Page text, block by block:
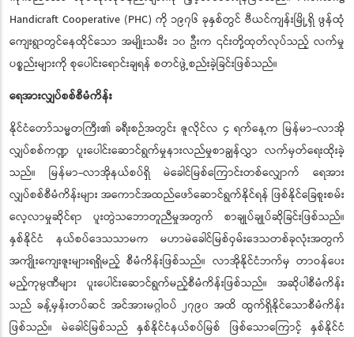
Handicraft Cooperative (PHC) ကို ၁၉၇၆ ခုနှစ်တွင် ဗီယင်ကျန်းမြို့ရှိ ဖွန်ထုံ
ကျေးရွာတွင်နေထိုင်သော အမျိုးသမီး ၁၀ ဦးက ၎င်းတို့ထုတ်လုပ်သည့် လက်မှု
ပစ္စည်းများကို စုပေါင်းရောင်းချရန် စတင်ဖွဲ့စည်းခဲ့ခြင်းဖြစ်သည်။
ရေအားလျှပ်စစ်စီမံကိန်း
နိုင်ငံတော်သမ္မတကြီး၏ ခရီးစဉ်အတွင်း ဇူလိုင်လ ၄ ရက်နေ့က မြန်မာ-လာအို
လျှပ်စစ်ကဏ္ဍ ပူးပေါင်းဆောင်ရွက်မှုနားလည်မှုစာချွန်လွှာ လက်မှတ်ရေးထိုးခဲ့
သည်။ မြန်မာ-လာအိုနယ်စပ်ရှိ မဲခေါင်မြစ်ကြောင်းတစ်လျှောက် ရေအား
လျှပ်စစ်စီမံကိန်းများ အကောင်အထည်ဖော်ဆောင်ရွက်နိုင်ရန် ဖြစ်နိုင်ခြေစူးစမ်း
လေ့လာမှုဆိုင်ရာ ပူးတွဲသဘောတူညီမှုအတွက် စာချုပ်ချုပ်ဆိုခြင်းဖြစ်သည်။
နှစ်နိုင်ငံ နယ်စပ်ဒေသသာမက မဟာမဲခေါင်မြစ်ဝှမ်းဒေသတစ်ခုလုံးအတွက်
အကျိုးကျေးဇူးများရရှိမည့် စီမံကိန်းဖြစ်သည်။ လာအိုနိုင်ငံဘက်မှ တာဝန်ပေး
မည့်ကုမ္ပဏီများ ပူးပေါင်းဆောင်ရွက်မည့်စီမံကိန်းဖြစ်သည်။ အဆိုပါစီမံကိန်း
သည် ခန့်မှန်းတပ်ဆင် အင်အားမဂ္ဂါဝပ် ၂၇၉၀ အထိ ထွက်ရှိနိုင်သောစီမံကိန်း
ဖြစ်သည်။ မဲခေါင်မြစ်သည် နှစ်နိုင်ငံနယ်စပ်မြစ် ဖြစ်သောကြောင့် နှစ်နိုင်ငံ